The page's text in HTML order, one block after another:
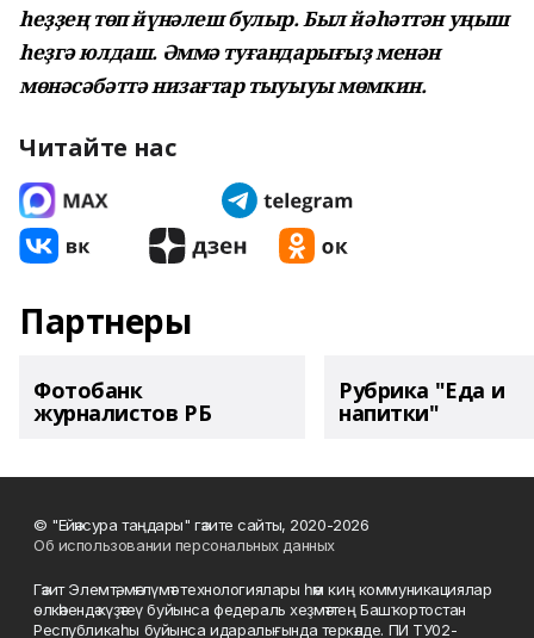
һеҙҙең төп йүнәлеш булыр. Был йәһәттән уңыш
һеҙгә юлдаш. Әммә туғандарығыҙ менән
мөнәсәбәттә низағтар тыуыуы мөмкин.
Читайте нас
Партнеры
Фотобанк
журналистов РБ
Рубрика "Еда и
напитки"
© "Ейәнсура таңдары" гәзите сайты, 2020-2026
Об использовании персональных данных
Гәзит Элемтә, мәғлүмәт технологиялары һәм киң коммуникациялар
өлкәһендә күҙәтеү буйынса федераль хеҙмәттең Башҡортостан
Республикаһы буйынса идаралығында теркәлде. ПИ ТУ02-